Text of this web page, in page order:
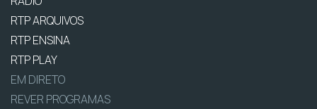
RTP ARQUIVOS
RTP ENSINA
RTP PLAY
EM DIRETO
REVER PROGRAMAS